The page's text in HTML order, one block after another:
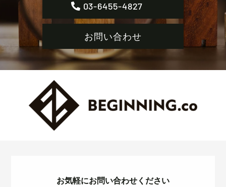
03-6455-4827
お問い合わせ
お気軽にお問い合わせください